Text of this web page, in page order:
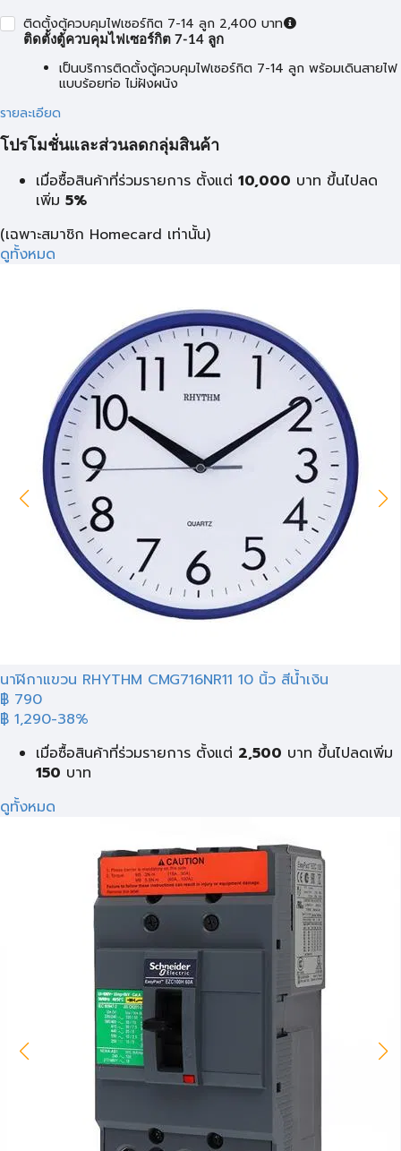
ติดตั้งตู้ควบคุมไฟเซอร์กิต 7-14 ลูก 2,400 บาท
ติดตั้งตู้ควบคุมไฟเซอร์กิต 7-14 ลูก
เป็นบริการติดตั้งตู้ควบคุมไฟเซอร์กิต 7-14 ลูก พร้อมเดินสายไฟ
แบบร้อยท่อ ไม่ฝังผนัง
รายละเอียด
โปรโมชั่นและส่วนลดกลุ่มสินค้า
เมื่อซื้อสินค้าที่ร่วมรายการ ตั้งแต่ 10,000 บาท ขึ้นไปลด
เพิ่ม 5%
(เฉพาะสมาชิก Homecard เท่านั้น)
ดูทั้งหมด
นาฬิกาแขวน RHYTHM CMG716NR11 10 นิ้ว สีน้ำเงิน
฿ 790
฿ 1,290-38%
เมื่อซื้อสินค้าที่ร่วมรายการ ตั้งแต่ 2,500 บาท ขึ้นไปลดเพิ่ม
150 บาท
ดูทั้งหมด